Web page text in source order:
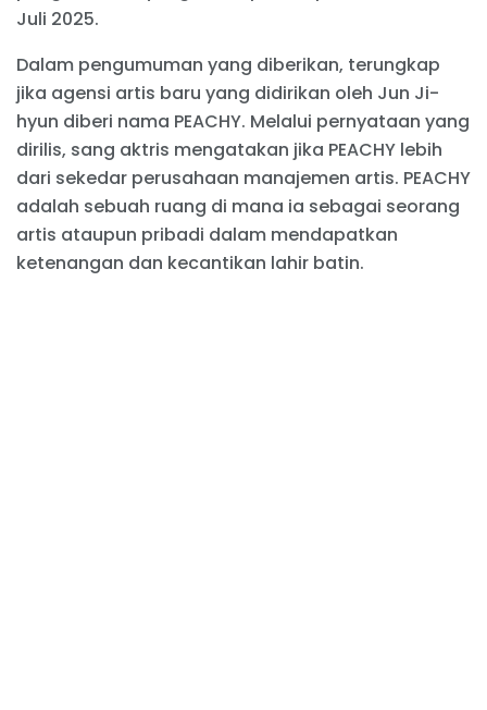
Juli 2025.
Dalam pengumuman yang diberikan, terungkap
jika agensi artis baru yang didirikan oleh Jun Ji-
hyun diberi nama PEACHY. Melalui pernyataan yang
dirilis, sang aktris mengatakan jika PEACHY lebih
dari sekedar perusahaan manajemen artis. PEACHY
adalah sebuah ruang di mana ia sebagai seorang
artis ataupun pribadi dalam mendapatkan
ketenangan dan kecantikan lahir batin.